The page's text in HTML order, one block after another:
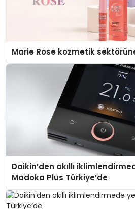
Marie Rose kozmetik
Daikin’den akıllı
Madoka Plus Türkiye’de